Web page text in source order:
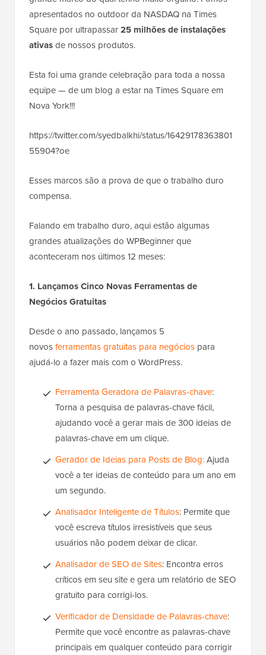
apresentados no outdoor da NASDAQ na Times
Square por ultrapassar25 milhões de instalações
ativasde nossos produtos.
Esta foi uma grande celebração para toda a nossa
equipe — de um blog a estar na Times Square em
Nova York!!!
https://twitter.com/syedbalkhi/status/16429178363801
55904?oe
Esses marcos são a prova de que o trabalho duro
compensa.
Falando em trabalho duro, aqui estão algumas
grandes atualizações do WPBeginner que
aconteceram nos últimos 12 meses:
1. Lançamos Cinco Novas Ferramentas de
Negócios Gratuitas
Desde o ano passado, lançamos 5
novosferramentas gratuitas para negócios para
ajudá-lo a fazer mais com o WordPress.
Ferramenta Geradora de Palavras-chave:
Torna a pesquisa de palavras-chave fácil,
ajudando você a gerar mais de 300 ideias de
palavras-chave em um clique.
Gerador de Ideias para Posts de Blog:Ajuda
você a ter ideias de conteúdo para um ano em
um segundo.
Analisador Inteligente de Títulos: Permite que
você escreva títulos irresistíveis que seus
usuários não podem deixar de clicar.
Analisador de SEO de Sites: Encontra erros
críticos em seu site e gera um relatório de SEO
gratuito para corrigi-los.
Verificador de Densidade de Palavras-chave:
Permite que você encontre as palavras-chave
principais em qualquer conteúdo para corrigir